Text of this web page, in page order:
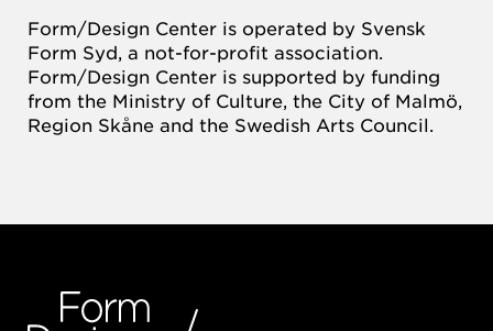
Form/Design Center is operated by Svensk
Form Syd, a not-for-profit association.
Form/Design Center is supported by funding
from the Ministry of Culture, the City of Malmö,
Region Skåne and the Swedish Arts Council.